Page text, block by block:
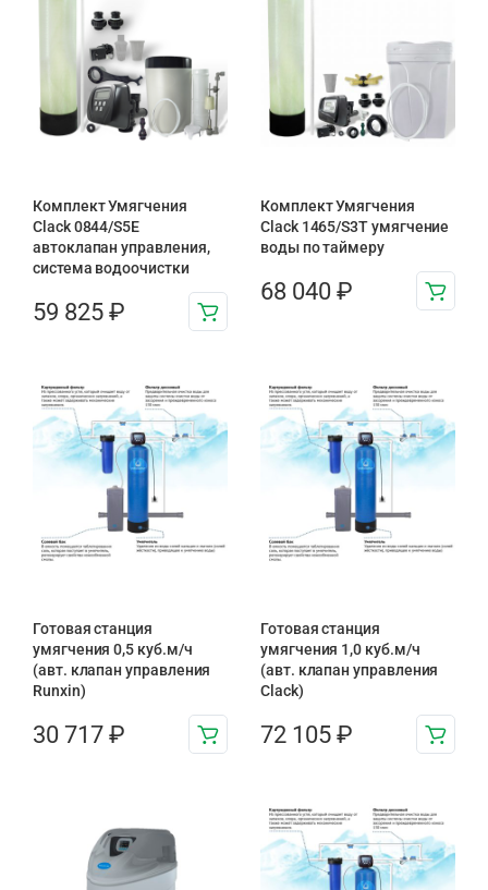
Комплект Умягчения
Clack 0844/S5E
автоклапан управления,
система водоочистки
59 825 ₽
Комплект Умягчения
Clack 1465/S3T умягчение
воды по таймеру
68 040 ₽
Готовая станция
умягчения 0,5 куб.м/ч
(авт. клапан управления
Runxin)
30 717 ₽
Готовая станция
умягчения 1,0 куб.м/ч
(авт. клапан управления
Clack)
72 105 ₽